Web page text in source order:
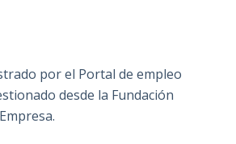
por el Portal de empleo
desde la Fundación